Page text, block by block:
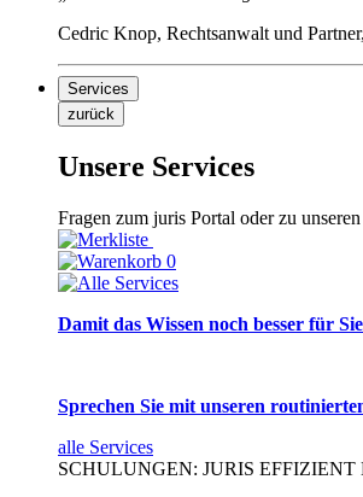
Cedric Knop, Rechtsanwalt und
Services
zurück
Unsere Services
Fragen zum juris Portal oder zu
0
Damit das Wissen noch besser für
Sprechen Sie mit unseren
alle Services
SCHULUNGEN: JURIS EFFIZIENT